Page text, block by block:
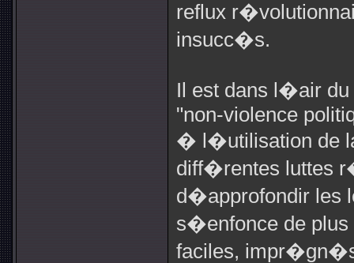
reflux
insucc�s.
Il est dans l�air
"non-violence
� l�utilisation de
diff�rentes luttes
d�approfondir les
s�enfonce de plus
faciles,